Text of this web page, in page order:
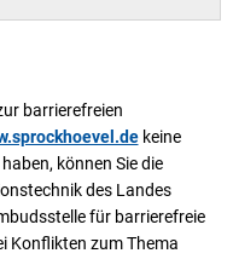
barrierefreien
keine
können Sie die
des Landes
für barrierefreie
Konflikten zum Thema